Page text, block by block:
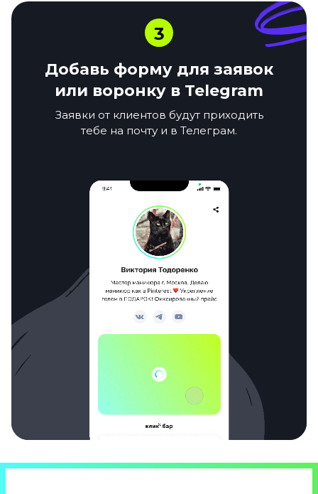
3
Добавь форму для заявок
или воронку в Telegram
Заявки от клиентов будут приходить
тебе на почту и в Телеграм.